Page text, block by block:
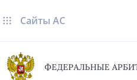
Сайты AC
ФЕДЕРАЛЬНЫЕ